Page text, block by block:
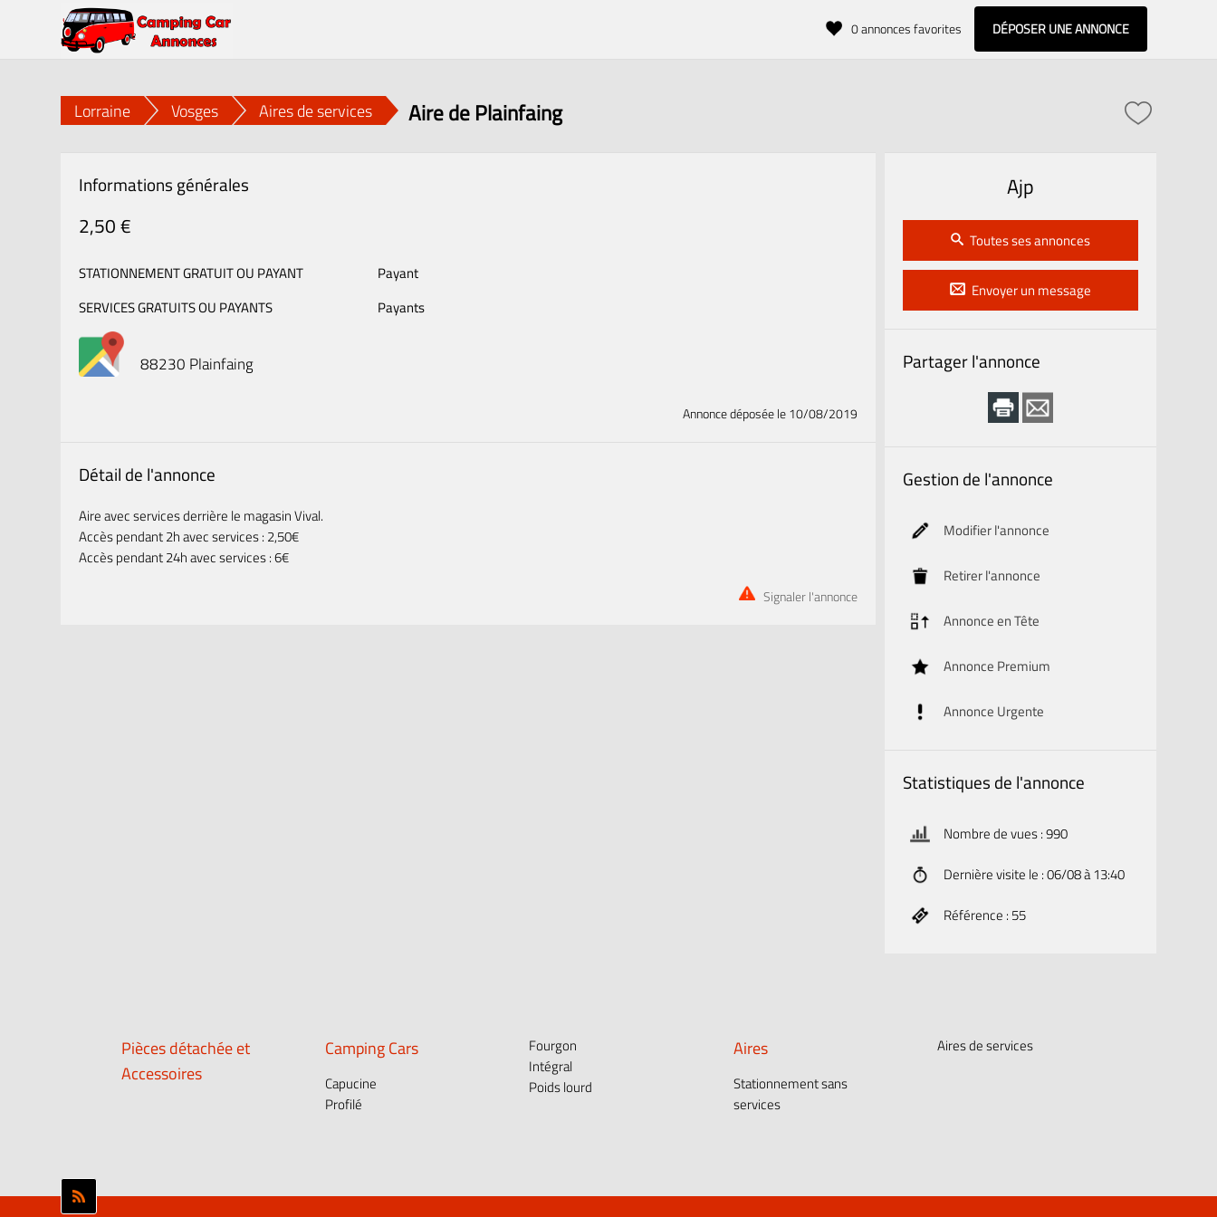
0annonces favorites DÉPOSER UNE ANNONCE
Lorraine Vosges Aires de services Aire de Plainfaing
Informations générales
2,50 €
STATIONNEMENT GRATUIT OU PAYANT
Payant
SERVICES GRATUITS OU PAYANTS
Payants
88230 Plainfaing
Annonce déposéele 10/08/2019
Détail de l'annonce
Aire avec services derrière le magasin Vival.
Accès pendant 2h avec services : 2,50€
Accès pendant 24h avec services : 6€
Signaler l'annonce
Ajp
Toutes ses annonces
Envoyer un message
Partager l'annonce
Gestion de l'annonce
Modifier l'annonce
Retirer l'annonce
Annonce en Tête
Annonce Premium
Annonce Urgente
Statistiques de l'annonce
Nombre de vues : 990
Dernière visite le : 06/08 à 13:40
Référence : 55
Pièces détachée et
Accessoires
Camping Cars
Capucine
Profilé
Fourgon
Intégral
Poids lourd
Aires
Stationnement sans
services
Aires de services